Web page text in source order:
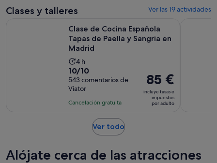
adulto
Clases y talleres Ver las 19 actividades
Clase de Cocina Española
Tapas de Paella y Sangria en
Madrid
La
duración
de
la
actividad
4 horas
4 h
10.0
sobre
10
con
comentarios
10/10
543 comentarios de
Viator
Cancelación gratuita
El
precio
es
de
85 €
incluye tasas e
impuestos
por adulto
Ver todoSe
una
Alójate cerca de las atracciones